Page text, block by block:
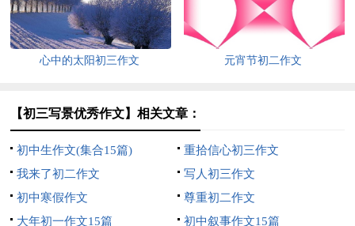
心中的太阳初三作文 元宵节初二作文
【初三写景优秀作文】相关文章：
初中生作文(集合15篇)
重拾信心初三作文
我来了初二作文
写人初三作文
初中寒假作文
尊重初二作文
大年初一作文15篇
初中叙事作文15篇